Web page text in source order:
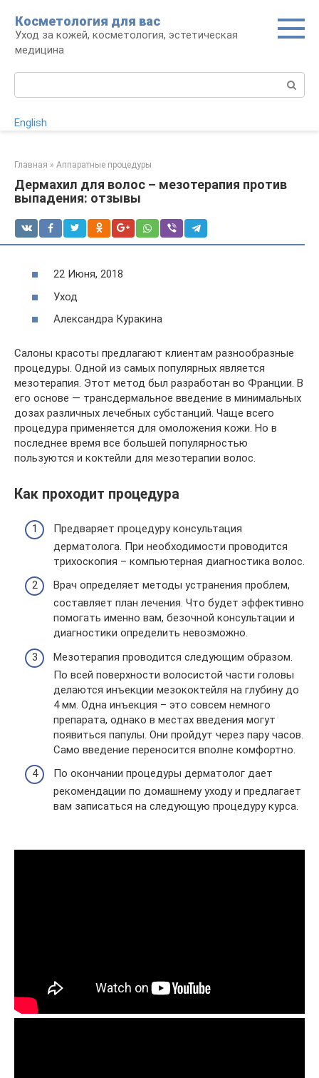
контенту
Косметология для вас
Уход за кожей, косметология, эстетическая
медицина
English
Главная » Аппаратные процедуры
Дермахил для волос – мезотерапия против
выпадения: отзывы
22 Июня, 2018
Уход
Александра Куракина
Салоны красоты предлагают клиентам разнообразные
процедуры. Одной из самых популярных является
мезотерапия. Этот метод был разработан во Франции. В
его основе — трансдермальное введение в минимальных
дозах различных лечебных субстанций. Чаще всего
процедура применяется для омоложения кожи. Но в
последнее время все большей популярностью
пользуются и коктейли для мезотерапии волос.
Как проходит процедура
Предваряет процедуру консультация
дерматолога. При необходимости проводится
трихоскопия – компьютерная диагностика волос.
Врач определяет методы устранения проблем,
составляет план лечения. Что будет эффективно
помогать именно вам, безочной консультации и
диагностики определить невозможно.
Мезотерапия проводится следующим образом.
По всей поверхности волосистой части головы
делаются инъекции мезококтейля на глубину до
4 мм. Одна инъекция – это совсем немного
препарата, однако в местах введения могут
появиться папулы. Они пройдут через пару часов.
Само введение переносится вполне комфортно.
По окончании процедуры дерматолог дает
рекомендации по домашнему уходу и предлагает
вам записаться на следующую процедуру курса.